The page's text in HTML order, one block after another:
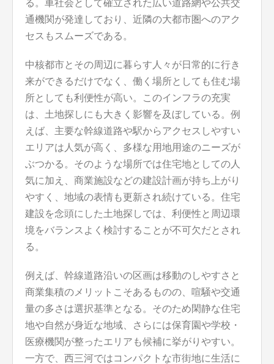
る。車社会として確立された広い道路網や公共交
通機関が発達しており、近隣の大都市圏へのアク
セスもスムーズである。
中核都市とその周辺に暮らす人々が日常的に行き
来ができるだけでなく、働く場所としても住む場
所としても利便性が高い。このインフラの充実
は、土地探しにも大きく影響を及ぼしている。例
えば、主要な幹線道路や駅からアクセスしやすい
エリアは人気が高く、多様な用地用途のニーズが
ぶつかる。そのような場所では住宅地としての人
気に加え、商業施設などの建設計画が持ち上がり
やすく、地域の表情も更新され続けている。住宅
建設を念頭にした土地探しでは、利便性と周辺環
境をバランスよく検討することが不可欠だとされ
る。
例えば、幹線道路沿いの区画は移動のしやすさと
商業集積のメリットこそあるものの、喧騒や交通
量の多さは選択基準となる。そのため閑静な住宅
地や自然が身近な地域、さらには保育園や学校・
医療機関が整ったエリアも候補に挙がりやすい。
一方で、西三河ではコンパクトな市街地に生活に